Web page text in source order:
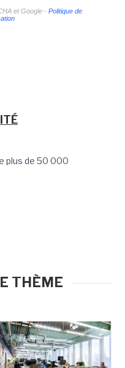
et Google - Politique de
plus de 50 000
THÈME